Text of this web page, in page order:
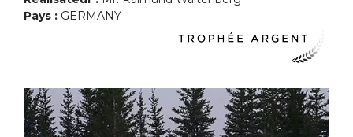
Pays : GERMANY